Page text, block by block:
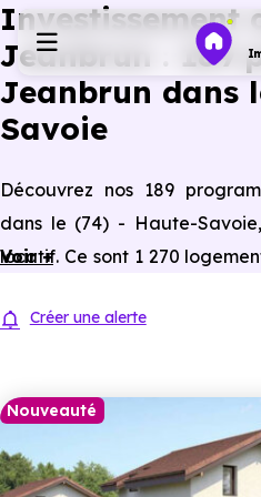
Programmes neufs
Ressources
Financer
Investissement
Jeanbrun : 189
Jeanbrun dans
Savoie
Découvrez nos 189
dans le (74) - Haute-
locatif. Ce sont 1 270
Voir +
Créer une alerte
Nouveauté